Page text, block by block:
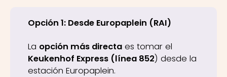
Opción 1: Desde Europaplein (RAI)
La opción más directa es tomar el
Keukenhof Express (línea 852) desde la
estación Europaplein.